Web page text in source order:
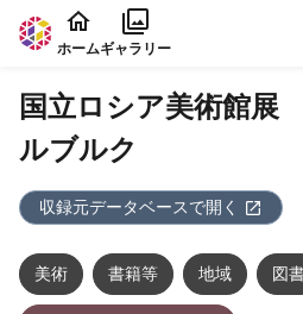
本文に飛ぶ
ホームギャラリー
国立ロシア美術館
ルブルク
収録元データベースで開く
美術 書籍等 地域 図